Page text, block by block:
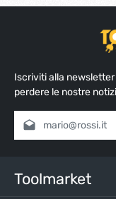
Iscriviti alla
perdere le nostre
Indirizzo e-mail*
nostri termini e
Inserisci i caratteri
Toolmarket